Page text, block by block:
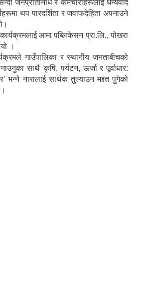
जनप्रतिनिधि र कर्मचारीहरूलाई धन्यवाद
थप पारदर्शिता र जवाफदेहिता अपनाउने
आमा पब्लिकेसन प्रा.लि., पोखरा
।
गाउँपालिका र स्थानीय जनताबीचको
साथै 'कृषि, पर्यटन, ऊर्जा र पूर्वाधार:
भन्ने नारालाई सार्थक तुल्याउन मद्दत पुगेको